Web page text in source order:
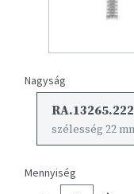
Nagyság
szélesség 22
Mennyiség